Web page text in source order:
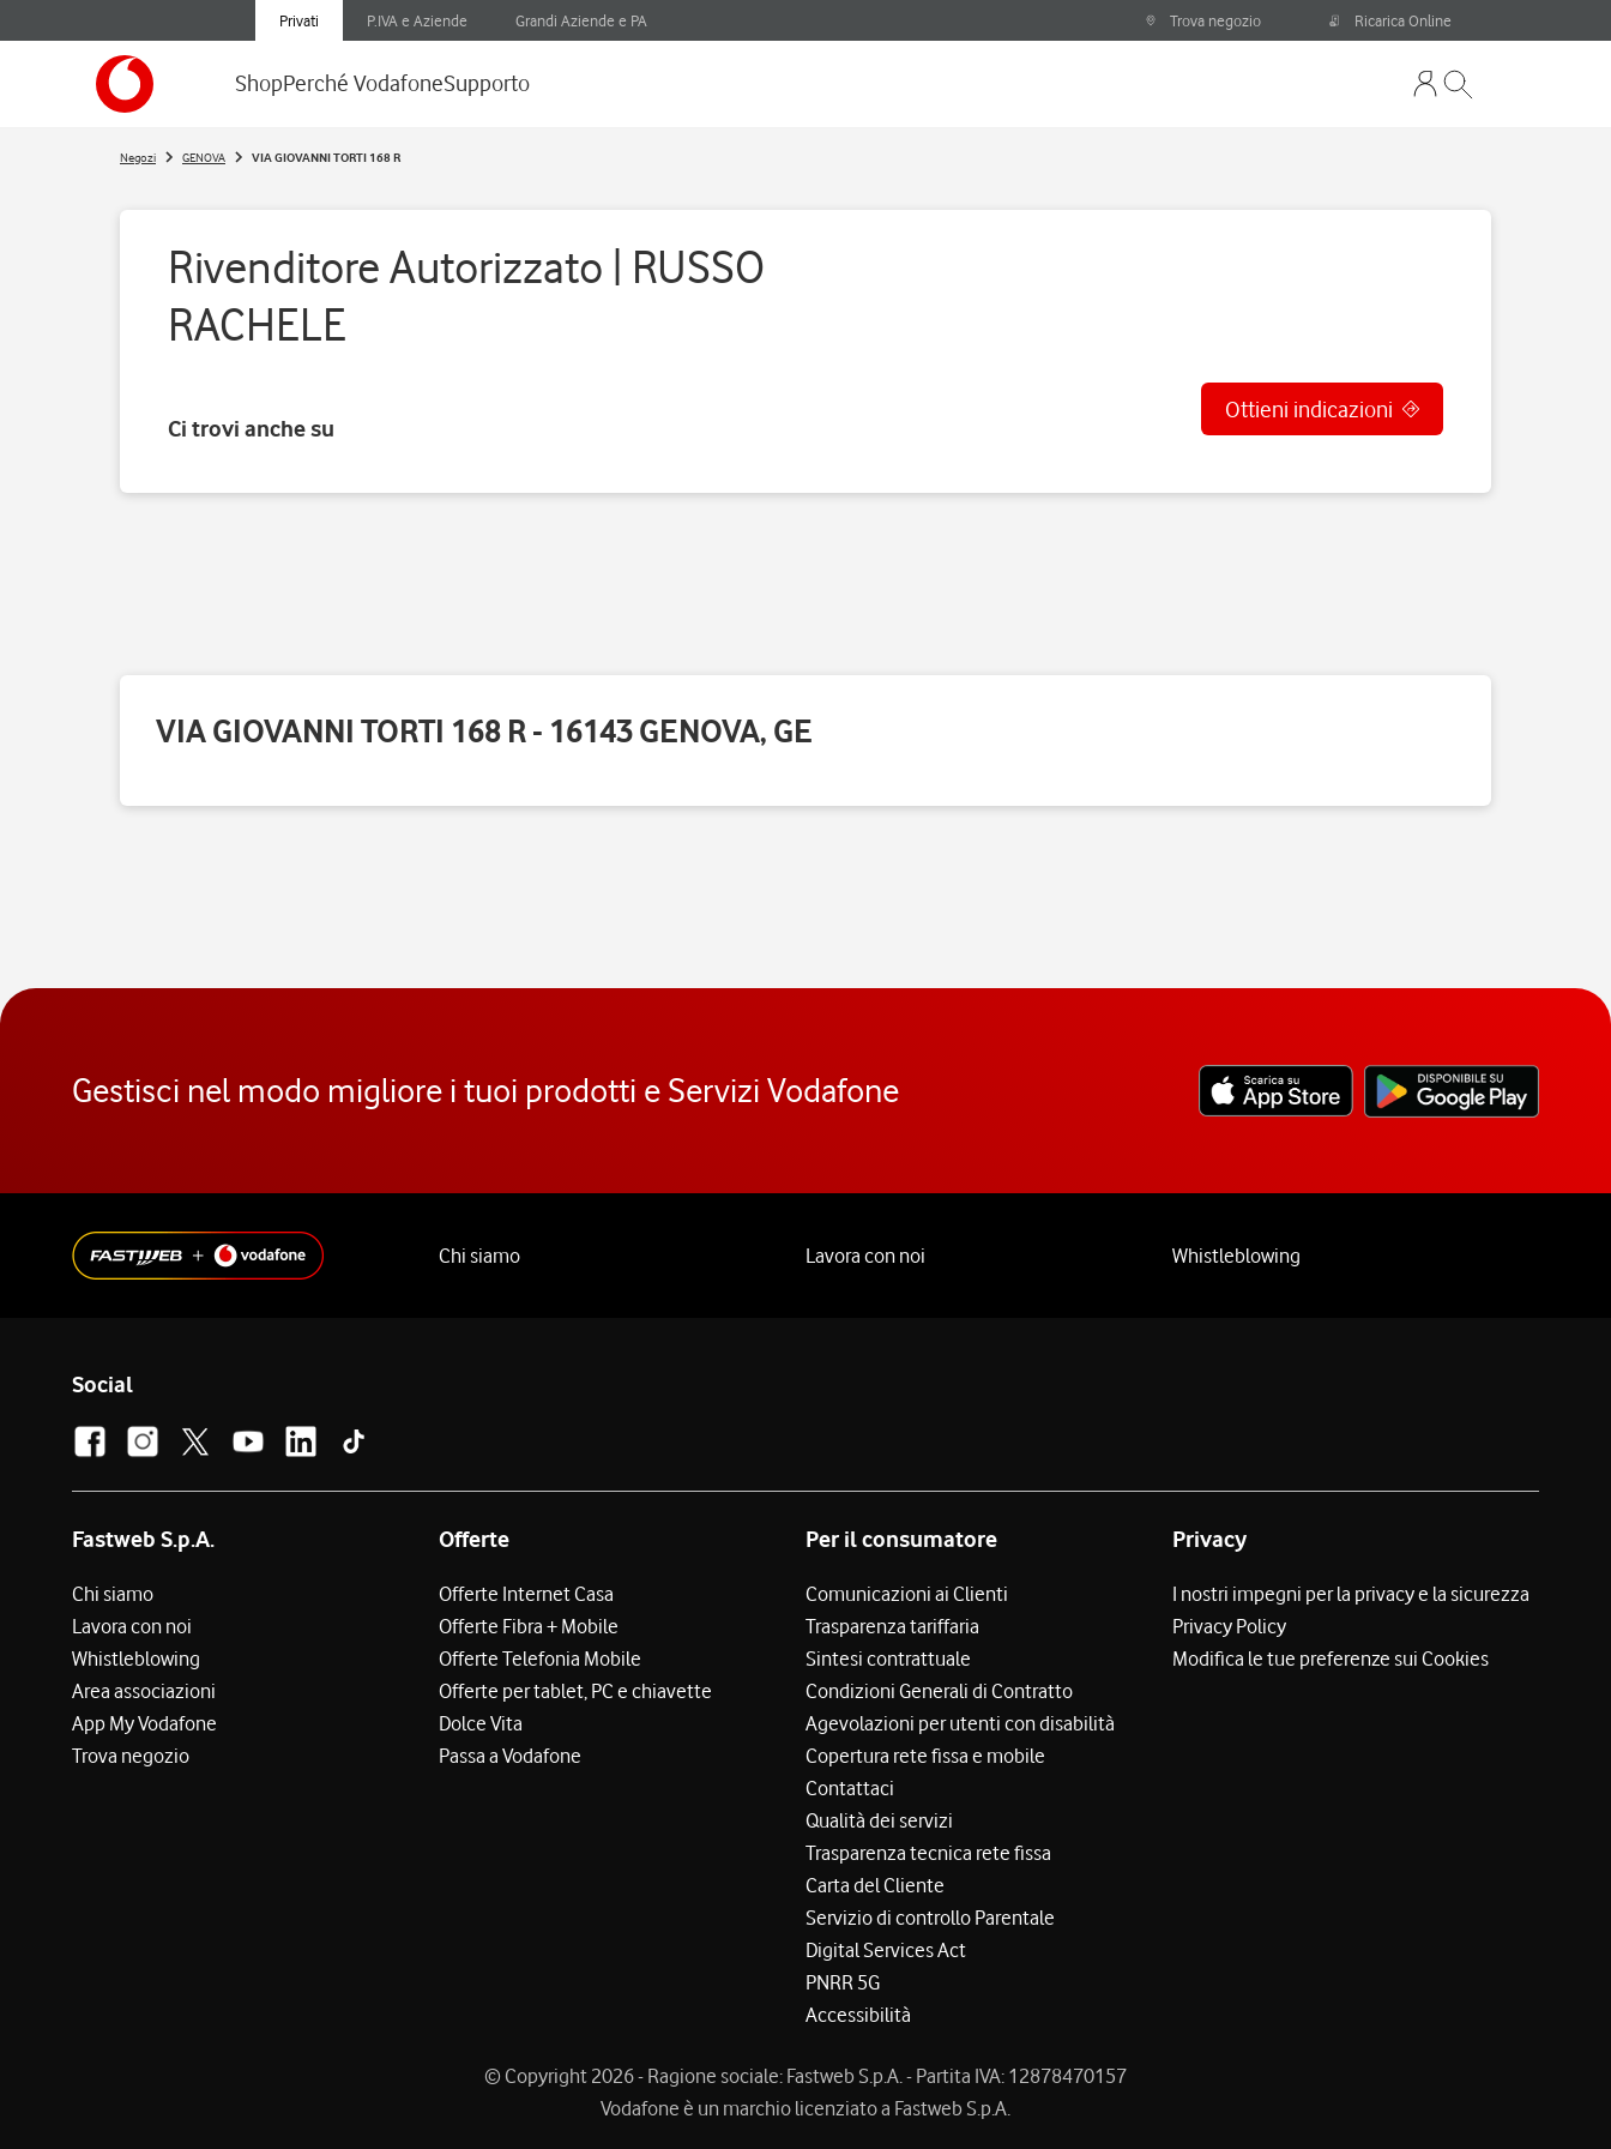
Privati P.IVA e Aziende Grandi Aziende e PA Trova negozio Ricarica Online
ShopPerché VodafoneSupporto
Negozi GENOVA VIA GIOVANNI TORTI 168 R
Rivenditore Autorizzato | RUSSO
RACHELE
Ci trovi anche su
Ottieni indicazioni
VIA GIOVANNI TORTI 168 R - 16143 GENOVA, GE
Gestisci nel modo migliore i tuoi prodotti e Servizi Vodafone
Chi siamo Lavora con noi Whistleblowing
Social
Fastweb S.p.A.
Chi siamo
Lavora con noi
Whistleblowing
Area associazioni
App My Vodafone
Trova negozio
Offerte
Offerte Internet Casa
Offerte Fibra + Mobile
Offerte Telefonia Mobile
Offerte per tablet, PC e chiavette
Dolce Vita
Passa a Vodafone
Per il consumatore
Comunicazioni ai Clienti
Trasparenza tariffaria
Sintesi contrattuale
Condizioni Generali di Contratto
Agevolazioni per utenti con disabilità
Copertura rete fissa e mobile
Contattaci
Qualità dei servizi
Trasparenza tecnica rete fissa
Carta del Cliente
Servizio di controllo Parentale
Digital Services Act
PNRR 5G
Accessibilità
Privacy
I nostri impegni per la privacy e la sicurezza
Privacy Policy
Modifica le tue preferenze sui Cookies
© Copyright 2026 - Ragione sociale: Fastweb S.p.A. - Partita IVA: 12878470157
Vodafone è un marchio licenziato a Fastweb S.p.A.